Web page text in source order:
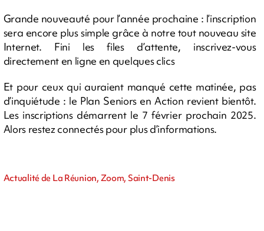
Grande nouveauté pour l’année prochaine : l’inscription
sera encore plus simple grâce à notre tout nouveau site
Internet. Fini les files d’attente, inscrivez-vous
directement en ligne en quelques clics
Et pour ceux qui auraient manqué cette matinée, pas
d’inquiétude : le Plan Seniors en Action revient bientôt.
Les inscriptions démarrent le 7 février prochain 2025.
Alors restez connectés pour plus d’informations.
Actualité de La Réunion, Zoom, Saint-Denis